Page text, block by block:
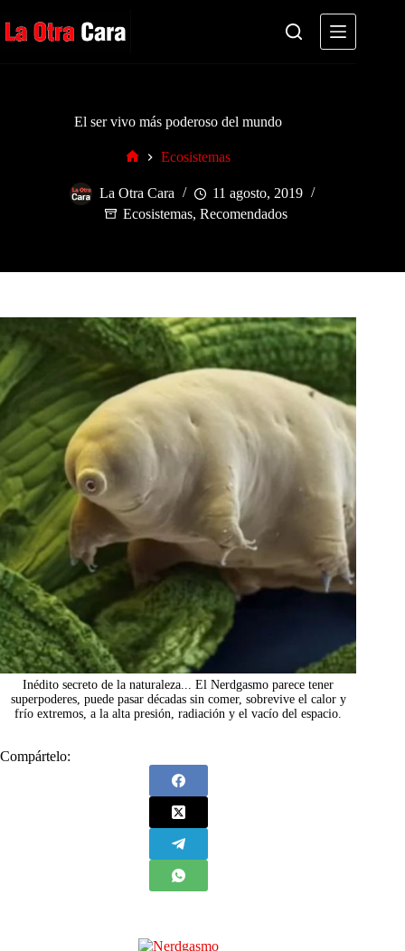
al
contenido
El ser vivo más poderoso del mundo
Ecosistemas
La Otra Cara
11 agosto, 2019
Ecosistemas,Recomendados
Inédito secreto de la naturaleza... El Nerdgasmo parece tener
superpoderes, puede pasar décadas sin comer, sobrevive el calor y
frío extremos, a la alta presión, radiación y el vacío del espacio.
Compártelo: